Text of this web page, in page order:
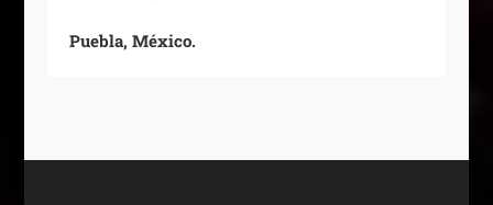
Puebla, México.